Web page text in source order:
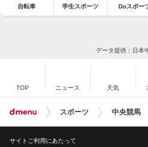
自転車 学生スポーツ Doスポー
データ提供：日本
TOP ニュース 天気
スポーツ 中央競馬
サイトご利用にあたって